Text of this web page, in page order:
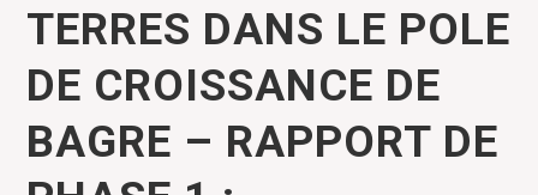
TERRES DANS LE POLE
DE CROISSANCE DE
BAGRE – RAPPORT DE